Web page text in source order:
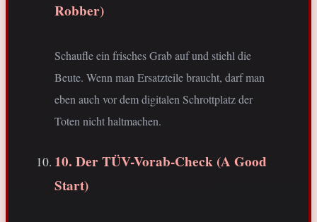
Robber)
Schaufle ein frisches Grab auf und stiehl die
Beute. Wenn man Ersatzteile braucht, darf man
eben auch vor dem digitalen Schrottplatz der
Toten nicht haltmachen.
10. Der TÜV-Vorab-Check (A Good
Start)